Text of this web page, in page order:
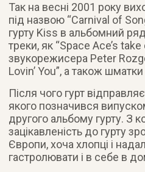
Так на весні 2001 року
під назвою “Carnival of
гурту Kiss в альбомний
треки, як “Space Ace’s
звукорежисера Peter
Lovin’ You”, а також
Після чого гурт
якого позначився
другого альбому гурту. З
зацікавленість до гурту
Європи, хоча хлопці і
гастролювати і в себе в